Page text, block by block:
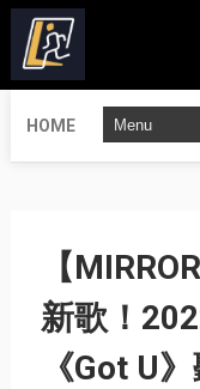
HOME
【
新歌！
《Got U